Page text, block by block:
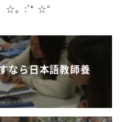
☆。:’* ☆°
なら日本語教師養